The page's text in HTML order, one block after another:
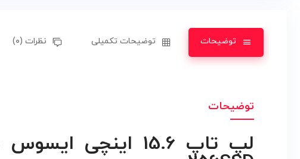
توضیحات توضیحات تکمیلی نظرات (۰)
توضیحات